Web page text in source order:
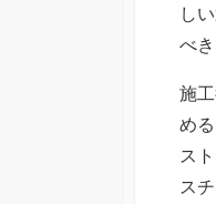
し
べき
施
め
ス
ス